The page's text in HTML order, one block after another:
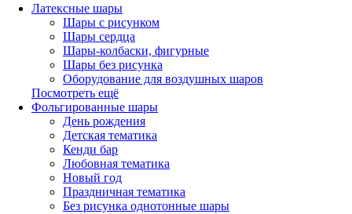
Латексные шары
Шары с рисунком
Шары сердца
Шары-колбаски, фигурные
Шары без рисунка
Оборудование для воздушных шаров
Посмотреть ещё
Фольгированные шары
День рождения
Детская тематика
Кенди бар
Любовная тематика
Новый год
Праздничная тематика
Без рисунка однотонные шары